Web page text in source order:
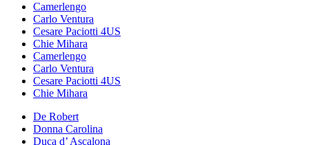
Camerlengo
Carlo Ventura
Cesare Paciotti 4US
Chie Mihara
Camerlengo
Carlo Ventura
Cesare Paciotti 4US
Chie Mihara
De Robert
Donna Carolina
Duca d’ Ascalona